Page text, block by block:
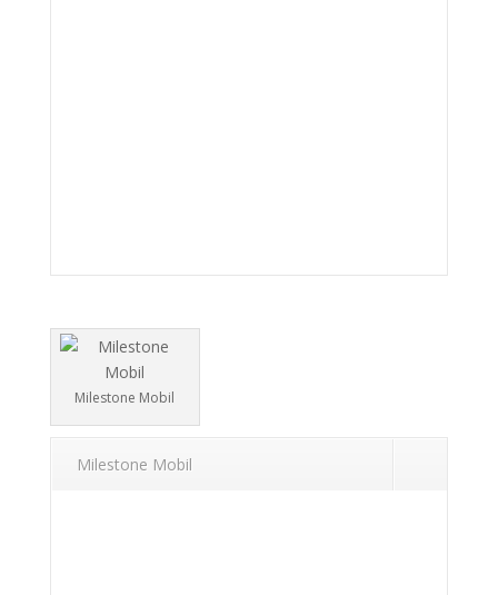
Milestone Mobil
Milestone Mobil